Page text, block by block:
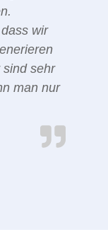
wir
sind sehr
man nur